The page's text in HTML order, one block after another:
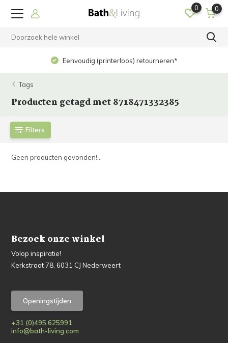
0 0
Eenvoudig (printerloos) retourneren*
Tags
Producten getagd met 8718471332385
Filters
Geen producten gevonden!...
Bezoek onze winkel
Volop inspiratie!
Kerkstraat 78, 6031 CJ Nederweert
Openingstijden
+31 (0)495 625991
info@bath-living.com